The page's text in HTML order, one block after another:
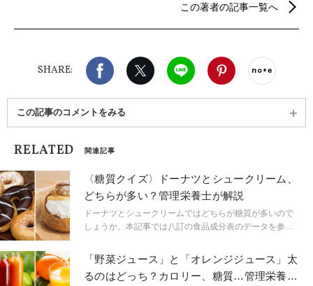
事。ハーブやスパイスを使った創作家庭料理が得
この著者の記事一覧へ
SHARE:
Facebook X（旧twitter）
LINE Pinterest
この記事のコメントをみる
RELATED 関連記事
〈糖質クイズ〉ドーナツとシュークリーム、
どちらが多い？管理栄養士が解説
ドーナツとシュークリームではどちらが糖質が多いので
しょうか。本記事では八訂の食品成分表のデータを参考
（間食）の目安カロリーについても解説します。ダイエ
ット中のおやつ選びに悩む際、ぜひ参考にしてみてくだ
さい。
「野菜ジュース」と「オレンジジュース」太
るのはどっち？カロリー、糖質…管理栄養士